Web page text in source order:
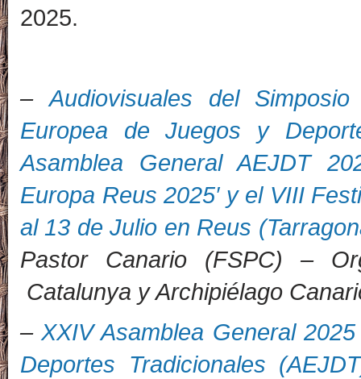
2025.
–Audiovisuales del
Europea de Juegos y
Asamblea General AEJDT
Europa Reus 2025′ y el VIII
al 13 de Julio en Reus
Pastor Canario (FSPC) –
Catalunya y Archipiélago
– XXIV Asamblea General
Deportes Tradicionales